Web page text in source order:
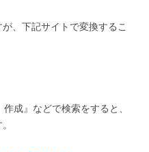
、下記サイトで変換するこ
成』などで検索をすると、